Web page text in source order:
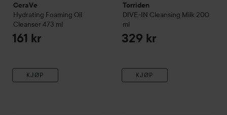
CeraVe
Hydrating Foaming Oil
Cleanser 473 ml
161 kr
KJØP
Torriden
DIVE-IN Cleansing Milk 200
ml
329 kr
KJØP